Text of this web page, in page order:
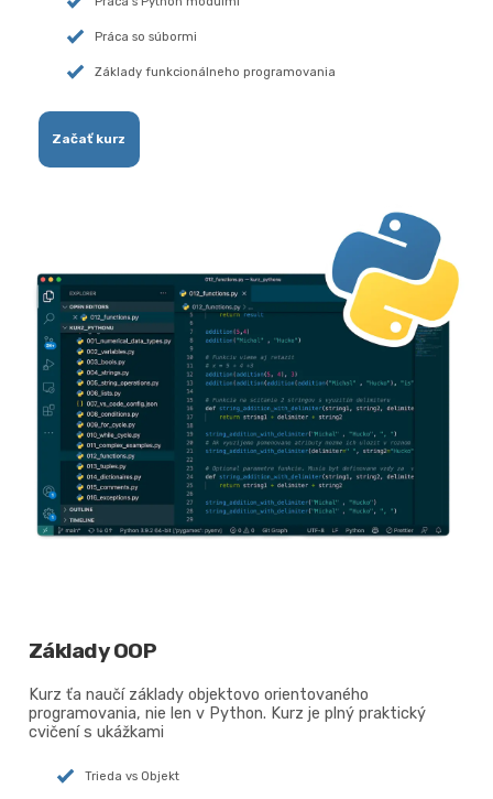
Práca so súbormi
Základy funkcionálneho programovania
Začať kurz
Základy OOP
Kurz ťa naučí základy objektovo orientovaného
programovania, nie len v Python. Kurz je plný praktický
cvičení s ukážkami
Trieda vs Objekt